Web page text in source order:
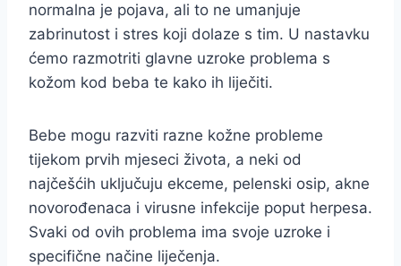
normalna je pojava, ali to ne umanjuje
zabrinutost i stres koji dolaze s tim. U nastavku
ćemo razmotriti glavne uzroke problema s
kožom kod beba te kako ih liječiti.
Bebe mogu razviti razne kožne probleme
tijekom prvih mjeseci života, a neki od
najčešćih uključuju ekceme, pelenski osip, akne
novorođenaca i virusne infekcije poput herpesa.
Svaki od ovih problema ima svoje uzroke i
specifične načine liječenja.